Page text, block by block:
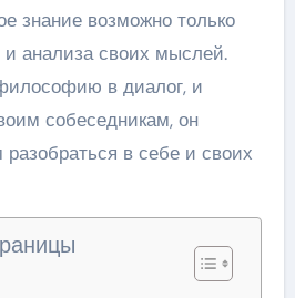
знание возможно только
и анализа своих мыслей.
в диалог, и
собеседникам, он
в себе и своих